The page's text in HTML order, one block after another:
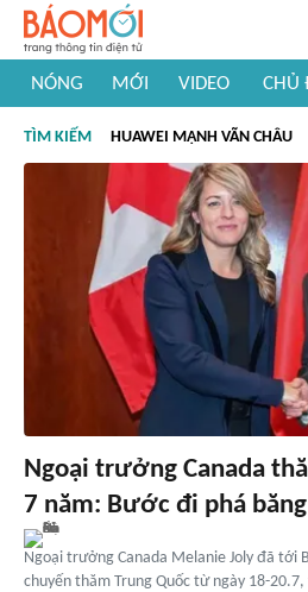
NÓNG MỚI VIDEO CHỦ
#Khám phá thế giới
TÌM KIẾM HUAWEI MẠNH VÃN CHÂU
Ngoại trưởng Canada
7 năm: Bước đi phá băng
Ngoại trưởng Canada Melanie Joly đã tới
chuyến thăm Trung Quốc từ ngày 18-